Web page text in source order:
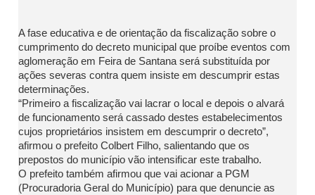
A fase educativa e de orientação da fiscalização sobre o
cumprimento do decreto municipal que proíbe eventos com
aglomeração em Feira de Santana será substituída por
ações severas contra quem insiste em descumprir estas
determinações.
“Primeiro a fiscalização vai lacrar o local e depois o alvará
de funcionamento será cassado destes estabelecimentos
cujos proprietários insistem em descumprir o decreto”,
afirmou o prefeito Colbert Filho, salientando que os
prepostos do município vão intensificar este trabalho.
O prefeito também afirmou que vai acionar a PGM
(Procuradoria Geral do Município) para que denuncie as